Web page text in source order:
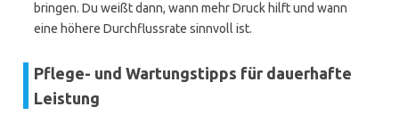
bringen. Du weißt dann, wann mehr Druck hilft und wann
eine höhere Durchflussrate sinnvoll ist.
Pflege- und Wartungstipps für dauerhafte
Leistung